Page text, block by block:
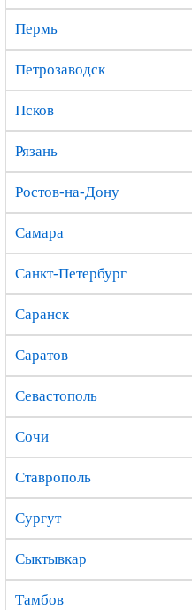
Пермь
Петрозаводск
Псков
Рязань
Ростов-на-Дону
Самара
Санкт-Петербург
Саранск
Саратов
Севастополь
Сочи
Ставрополь
Сургут
Сыктывкар
Тамбов